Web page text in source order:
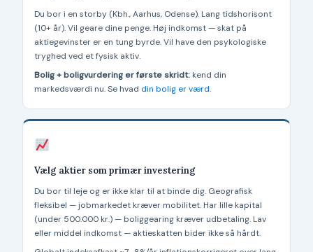
Du bor i en storby (Kbh., Aarhus, Odense). Lang tidshorisont
(10+ år). Vil geare dine penge. Høj indkomst — skat på
aktiegevinster er en tung byrde. Vil have den psykologiske
tryghed ved et fysisk aktiv.
Bolig + boligvurdering er første skridt: kend din
markedsværdi nu. Se hvad din bolig er værd.
Vælg aktier som primær investering
Du bor til leje og er ikke klar til at binde dig. Geografisk
fleksibel — jobmarkedet kræver mobilitet. Har lille kapital
(under 500.000 kr.) — boliggearing kræver udbetaling. Lav
eller middel indkomst — aktieskatten bider ikke så hårdt.